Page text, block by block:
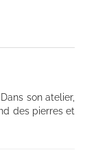
son atelier,
des pierres et